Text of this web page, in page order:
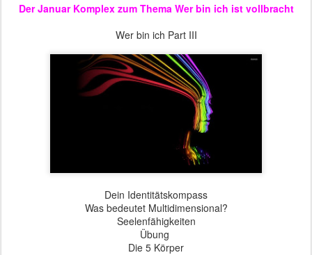
Der Januar Komplex zum Thema Wer bin ich ist vollbracht
Wer bin ich Part III
Dein Identitätskompass
Was bedeutet Multidimensional?
Seelenfähigkeiten
Übung
Die 5 Körper